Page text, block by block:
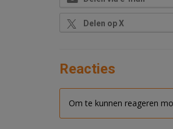
Delen op X
Reacties
Om te kunnen reageren